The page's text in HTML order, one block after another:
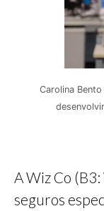
Carolina
A Wiz Co
seguros